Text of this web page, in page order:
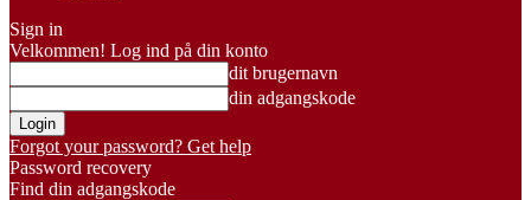
Sign in
Velkommen! Log ind på din konto
dit brugernavn
din adgangskode
Forgot your password? Get help
Password recovery
Find din adgangskode